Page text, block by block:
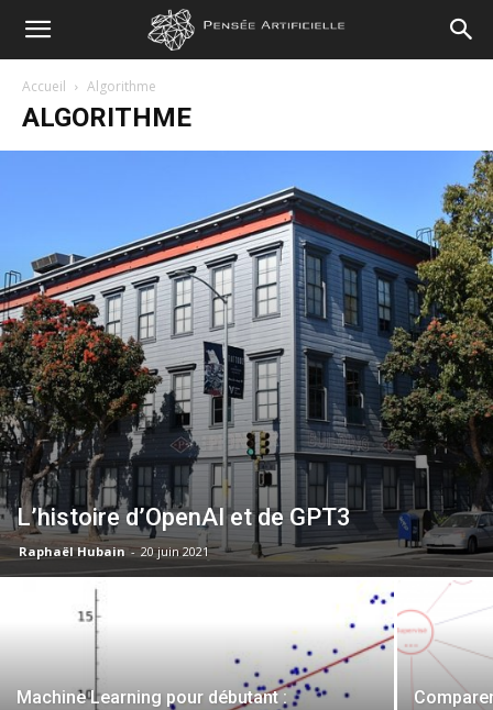
Pensée
Artificielle
Accueil Algorithme
ALGORITHME
L’histoire d’OpenAI et de GPT3
Raphaël Hubain - 20 juin 2021
Machine Learning pour débutant :